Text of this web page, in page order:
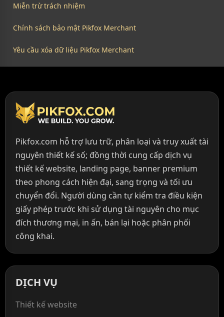
Miễn trừ trách nhiệm
Chính sách bảo mật Pikfox Merchant
Yêu cầu xóa dữ liệu Pikfox Merchant
Pikfox.com hỗ trợ lưu trữ, phân loại và truy xuất tài
nguyên thiết kế số; đồng thời cung cấp dịch vụ
thiết kế website, landing page, banner premium
theo phong cách hiện đại, sang trọng và tối ưu
chuyển đổi. Người dùng cần tự kiểm tra điều kiện
giấy phép trước khi sử dụng tài nguyên cho mục
đích thương mại, in ấn, bán lại hoặc phân phối
công khai.
DỊCH VỤ
Thiết kế website